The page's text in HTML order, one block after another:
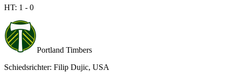
HT: 1 - 0
Portland Timbers
Schiedsrichter: Filip Dujic, USA